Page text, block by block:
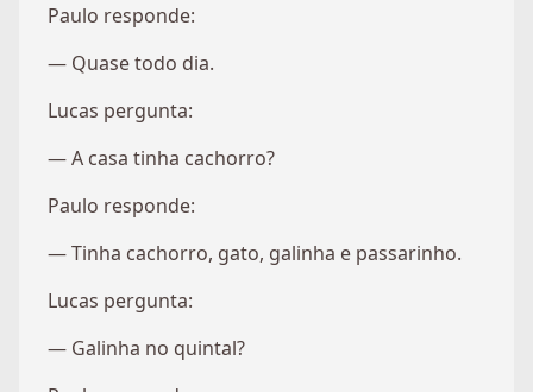
Paulo responde:
— Quase todo dia.
Lucas pergunta:
— A casa tinha cachorro?
Paulo responde:
— Tinha cachorro, gato, galinha e passarinho.
Lucas pergunta:
— Galinha no quintal?